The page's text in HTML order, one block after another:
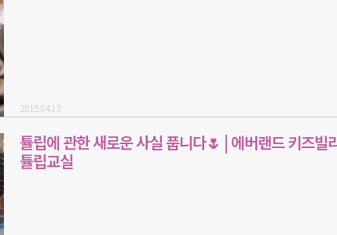
2019.04.13
튤립에 관한 새로운 사실 풉니다🌷 | 에버랜드 키즈빌
튤립교실